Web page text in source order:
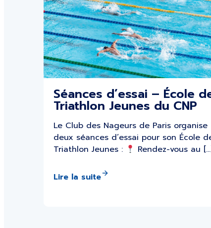
Séances d’essai – École
Triathlon Jeunes du CNP
Le Club des Nageurs de Paris organise
deux séances d’essai pour son École
Triathlon Jeunes :
Rendez-vous au
Lire la suite